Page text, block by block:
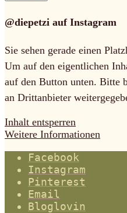
@diepetzi auf Instagram
Sie sehen gerade einen
Um auf den eigentlichen
auf den Button unten. Bitte
an Drittanbieter
Inhalt entsperren
Weitere Informationen
Facebook
Instagram
Pinterest
Email
Bloglovin